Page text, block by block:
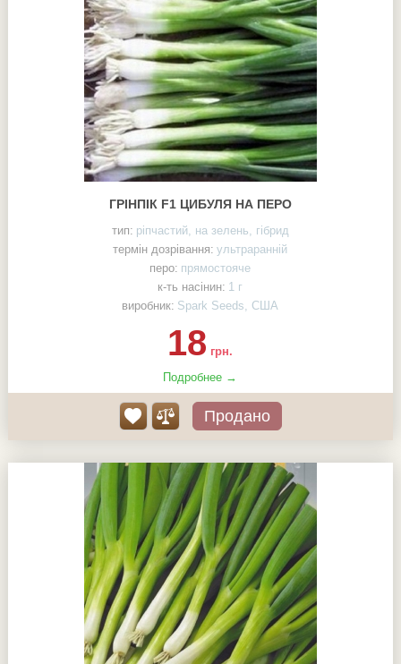
ГРІНПІК F1 ЦИБУЛЯ НА ПЕРО
тип: ріпчастий, на зелень, гібрид
термін дозрівання: ультраранній
перо: прямостояче
к-ть насінин: 1 г
виробник: Spark Seeds, США
18 грн.
Подробнее →
Продано